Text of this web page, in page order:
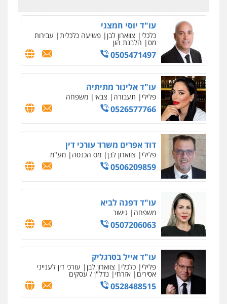
עו"ד יוסי חמצני
כלכלי צווארון לבן פשיעה כלכלית עבירות
מס הלבנת הון
0505471497
עו"ד אלינור מתיתיה
פלילי תעבורה צבאי משפחה
0526577766
דוד אפרים משרד עורכי דין
פלילי צווארון לבן מס הכנסה מע"מ
0506209859
עו"ד דפנה לביא
משפחה גישור
0507206063
עו"ד אייל בסרגליק
פלילי כלכלי צווארון לבן עורכי דין לענייני
אסירים אזרחי נדל"ן / עסקים
0528488515